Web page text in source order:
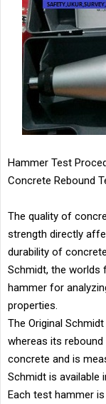
Hammer Test
Concrete Rebound
The quality of
strength directly
durability of
Schmidt, the worlds
hammer for
properties.
The Original
whereas its
concrete and is
Schmidt is available
Each test hammer